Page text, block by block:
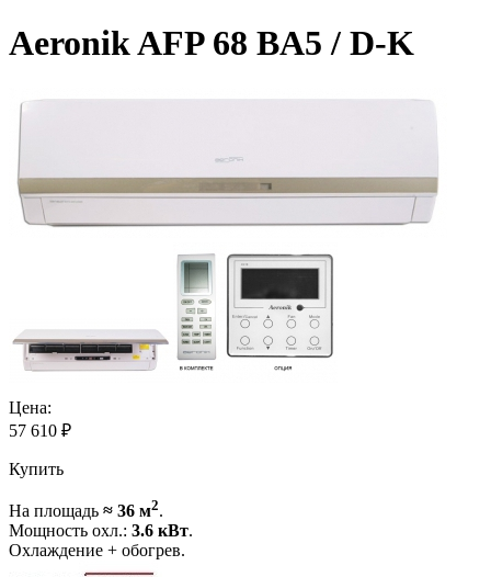
Aeronik AFP 68 BA5 / D-K
Цена:
57 610 ₽
Купить
На площадь ≈ 36 м2.
Мощность охл.: 3.6 кВт.
Охлаждение + обогрев.